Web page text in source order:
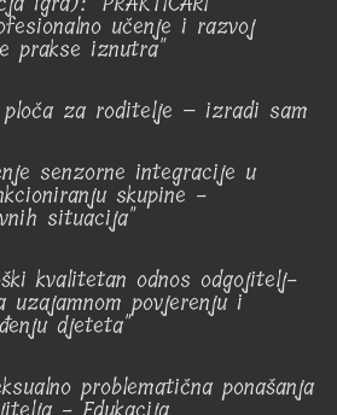
učenje i razvoj
prakse iznutra"
ploča za roditelje – izradi sam
senzorne integracije u
skupine -
situacija"
kvalitetan odnos odgojitelj-
uzajamnom povjerenju i
djeteta"
problematična ponašanja